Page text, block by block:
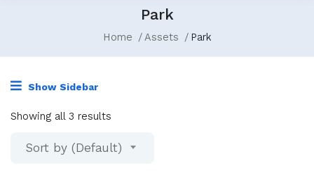
Park
Home Assets Park
Show Sidebar
Showing all 3 results
Sort by (Default)